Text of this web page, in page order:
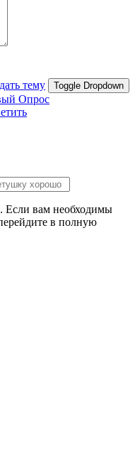
тему Toggle Dropdown
Опрос
Если вам необходимы
в полную